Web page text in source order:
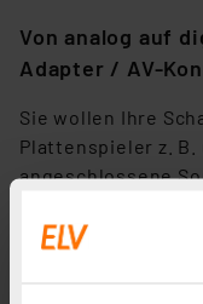
Von analog auf
Adapter / AV-
Sie wollen Ihre
Plattenspieler z. B.
angeschlossene
mehr? Oder die